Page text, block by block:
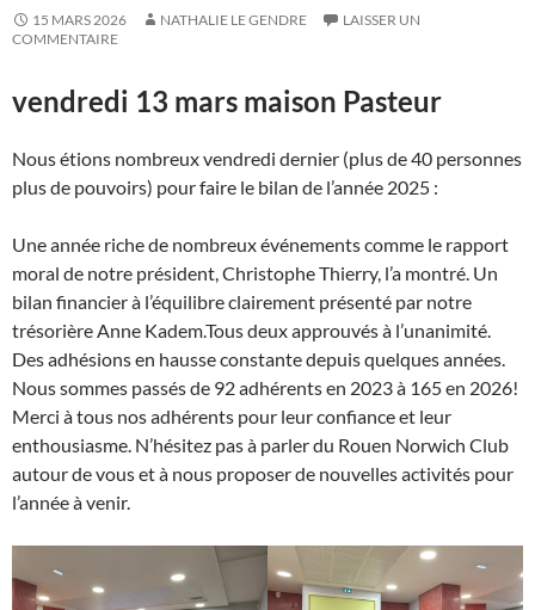
15 MARS 2026 NATHALIE LE GENDRE
LAISSER UN
COMMENTAIRE
vendredi 13 mars maison Pasteur
Nous étions nombreux vendredi dernier (plus de 40 personnes
plus de pouvoirs) pour faire le bilan de l’année 2025 :
Une année riche de nombreux événements comme le rapport
moral de notre président, Christophe Thierry, l’a montré. Un
bilan financier à l’équilibre clairement présenté par notre
trésorière Anne Kadem.Tous deux approuvés à l’unanimité.
Des adhésions en hausse constante depuis quelques années.
Nous sommes passés de 92 adhérents en 2023 à 165 en 2026!
Merci à tous nos adhérents pour leur confiance et leur
enthousiasme. N’hésitez pas à parler du Rouen Norwich Club
autour de vous et à nous proposer de nouvelles activités pour
l’année à venir.